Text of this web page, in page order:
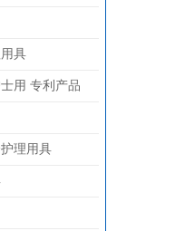
具
用 专利产品
理用具